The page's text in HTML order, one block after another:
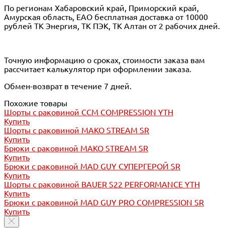
По регионам Хабаровский край, Приморский край,
Амурская область, ЕАО бесплатная доставка от 10000
рублей ТК Энергия, ТК ПЭК, ТК Алтан от 2 рабочих дней.
Точную информацию о сроках, стоимости заказа вам
рассчитает калькулятор при оформлении заказа.
Обмен-возврат в течение 7 дней.
Похожие товары
Шорты с раковиной CCM COMPRESSION YTH
Купить
Шорты с раковиной MAKO STREAM SR
Купить
Брюки с раковиной MAKO STREAM SR
Купить
Брюки с раковиной MAD GUY СУПЕРГЕРОЙ SR
Купить
Шорты с раковиной BAUER S22 PERFORMANCE YTH
Купить
Брюки с раковиной MAD GUY PRO COMPRESSION SR
Купить